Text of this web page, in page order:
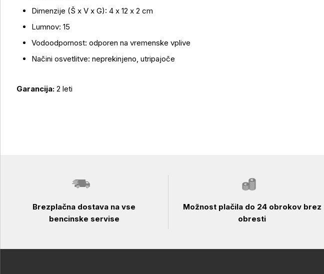
Dimenzije (Š x V x G): 4 x 12 x 2 cm
Lumnov: 15
Vodoodpornost: odporen na vremenske vplive
Načini osvetlitve: neprekinjeno, utripajoče
Garancija: 2 leti
Brezplačna dostava na vse
bencinske servise
Možnost plačila do 24 obrokov brez
obresti